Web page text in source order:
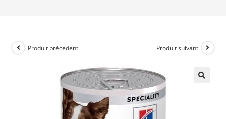
Produit précédent Produit suivant